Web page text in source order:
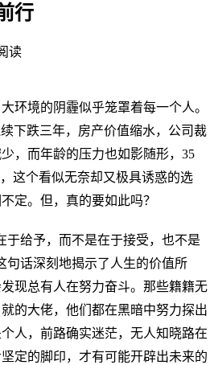
行
读
环境的阴霾似乎笼罩着每一个人。
下跌三年，房产价值缩水，公司裁
，而年龄的压力也如影随形，35
这个看似无奈却又极具诱惑的选
定。但，真的要如此吗？
于给予，而不是在于接受，也不是
句话深刻地揭示了人生的价值所
现总有人在努力奋斗。那些籍籍无
的大佬，他们都在黑暗中努力探出
人，前路确实迷茫，无人知晓路在
定的脚印，才有可能开辟出未来的